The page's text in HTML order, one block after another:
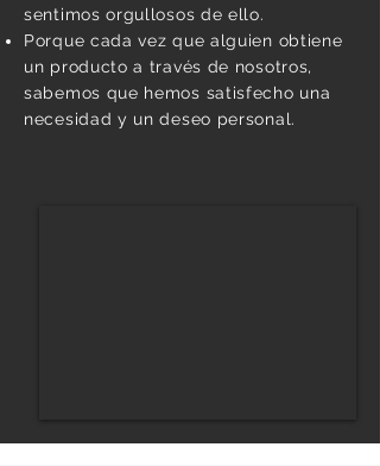
sentimos orgullosos de ello.
Porque cada vez que alguien obtiene
un producto a través de nosotros,
sabemos que hemos satisfecho una
necesidad y un deseo personal.